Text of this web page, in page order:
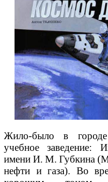
Жило-было в
учебное заведение:
имени И. М. Губкина
нефти и газа). Во